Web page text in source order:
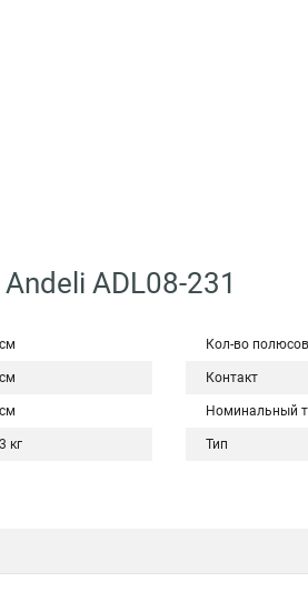
ADL08-231
кг
Кол-во полюсов
Контакт
Номинальный
Тип